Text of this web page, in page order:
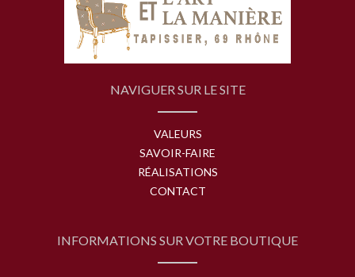
NAVIGUER SUR LE SITE
VALEURS
SAVOIR-FAIRE
RÉALISATIONS
CONTACT
INFORMATIONS SUR VOTRE BOUTIQUE